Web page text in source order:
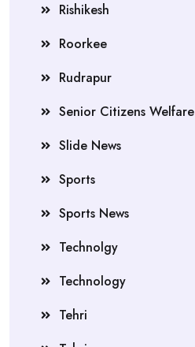
Rishikesh
Roorkee
Rudrapur
Senior Citizens Welfare
Slide News
Sports
Sports News
Technolgy
Technology
Tehri